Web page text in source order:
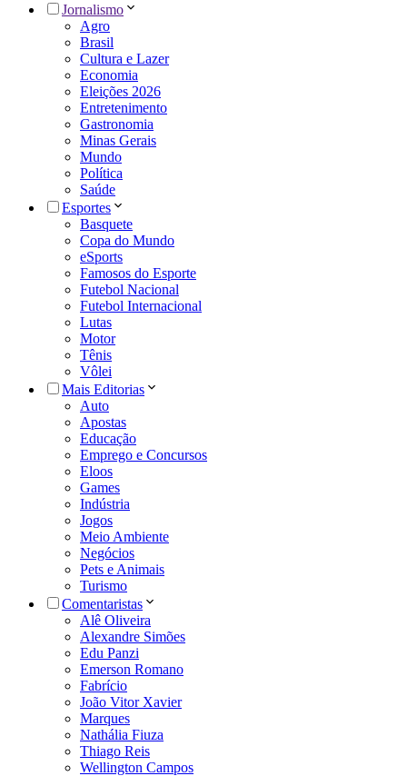
Jornalismo
Agro
Brasil
Cultura e Lazer
Economia
Eleições 2026
Entretenimento
Gastronomia
Minas Gerais
Mundo
Política
Saúde
Esportes
Basquete
Copa do Mundo
eSports
Famosos do Esporte
Futebol Nacional
Futebol Internacional
Lutas
Motor
Tênis
Vôlei
Mais Editorias
Auto
Apostas
Educação
Emprego e Concursos
Eloos
Games
Indústria
Jogos
Meio Ambiente
Negócios
Pets e Animais
Turismo
Comentaristas
Alê Oliveira
Alexandre Simões
Edu Panzi
Emerson Romano
Fabrício
João Vitor Xavier
Marques
Nathália Fiuza
Thiago Reis
Wellington Campos